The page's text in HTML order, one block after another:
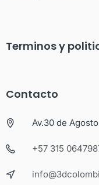
Terminos y
Contacto
Av.30 de
+57 315